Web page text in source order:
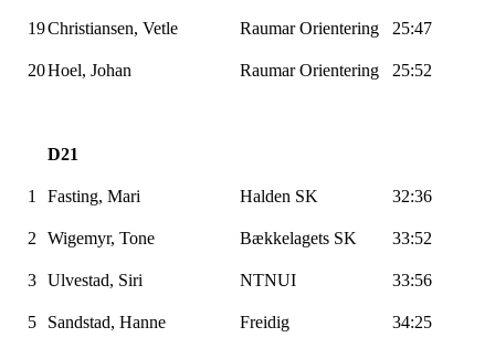
19Christiansen, Vetle RaumarOrientering 25:47
20Hoel, Johan RaumarOrientering 25:52
D21
1 Fasting, Mari Halden SK 32:36
2 Wigemyr, Tone Bækkelagets SK 33:52
3 Ulvestad, Siri NTNUI 33:56
5 Sandstad, Hanne Freidig 34:25